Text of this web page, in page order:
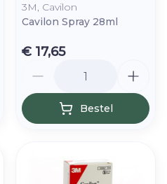
3M, Cavilon
Cavilon Spray 28ml
€ 17,65
Bestel